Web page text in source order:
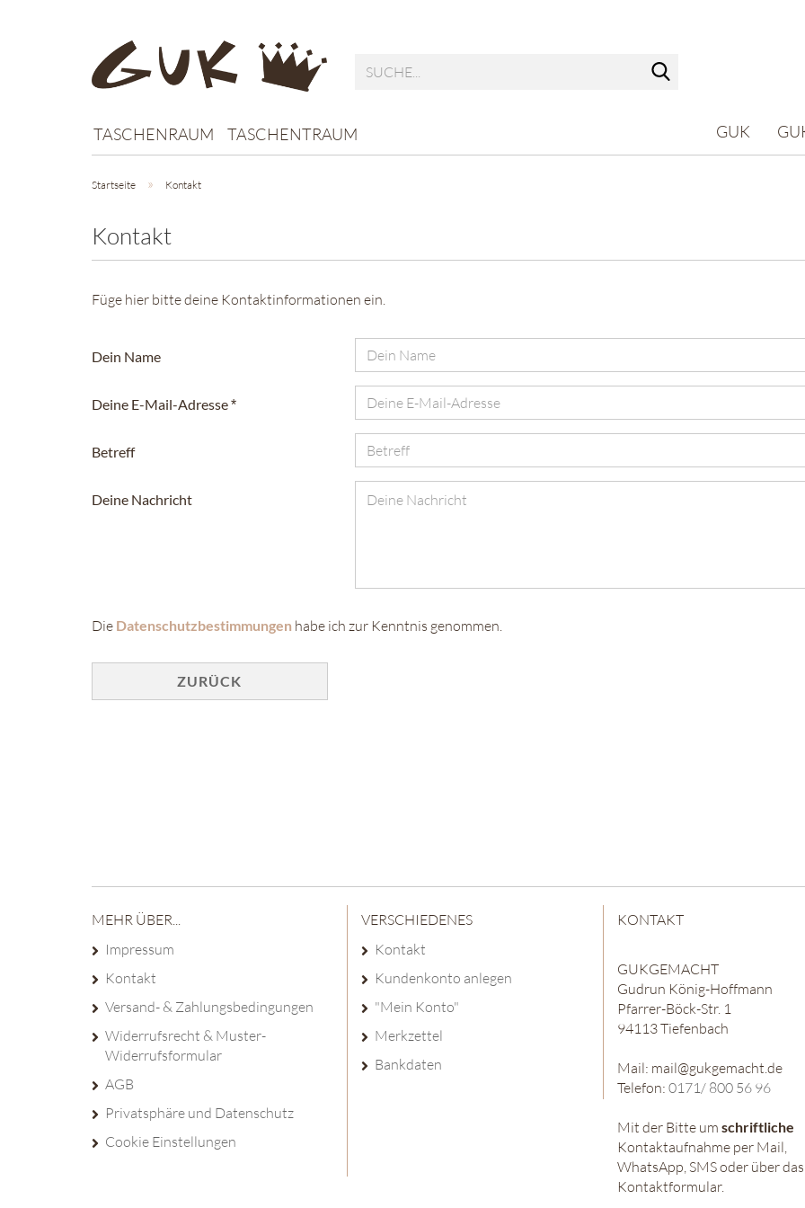
TASCHENRAUM TASCHENTRAUM GUK
Startseite » Kontakt
Kontakt
Füge hier bitte deine Kontaktinformationen ein.
Dein Name
Deine E-Mail-Adresse
Betreff
Deine Nachricht
DATENSCHUTZBESTIMMUNGEN
Die Datenschutzbestimmungen habe ich zur Kenntnis genommen.
ZURÜCK
MEHR ÜBER...
Impressum
Kontakt
Versand- & Zahlungsbedingungen
Widerrufsrecht & Muster-
Widerrufsformular
AGB
Privatsphäre und Datenschutz
Cookie Einstellungen
VERSCHIEDENES
Kontakt
Kundenkonto anlegen
"Mein Konto"
Merkzettel
Bankdaten
KONTAKT
GUKGEMACHT
Gudrun König-Hoffmann
Pfarrer-Böck-Str. 1
94113 Tiefenbach
Mail: mail@gukgemacht.de
Telefon: 0171/ 800 56 96
Mit der Bitte um schriftliche
Kontaktaufnahme per Mail,
WhatsApp, SMS oder über das
Kontaktformular.